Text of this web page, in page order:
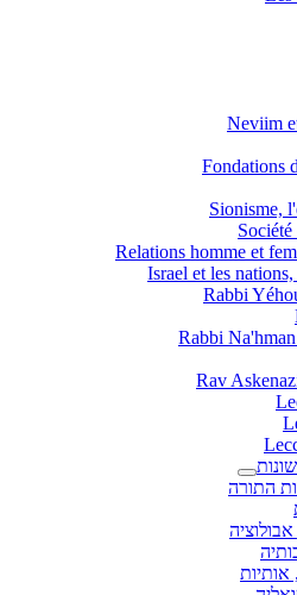
Neviim
Fondations
Sionisme,
Relations homme et
Israel et les
Rabbi
Rabbi
התורה
אותיות